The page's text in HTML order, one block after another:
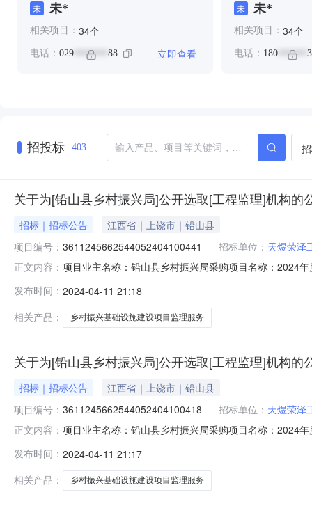
未 未*
相关项目： 34个
电话： 029 ******* 88 立即查看
未 未*
相关项目： 34个
电话： 180******
招投标 403
关于为[铅山县乡村振兴局]公开选取[工程监理]机构的
招标｜招标公告
江西省｜上饶市｜铅山县
项目编号： 3611245662544052404100441 招标单位： 天煜荣泽
正文内容： 项目业主名称：铅山县乡村振兴局采购项目名称：2024
乡、紫溪乡、稼轩乡、石塘镇乡村振兴基础设施建设项
选取中介方
发布时间： 2024-04-11 21:18
相关产品：
乡村振兴基础设施建设项目监理服务
关于为[铅山县乡村振兴局]公开选取[工程监理]机构的
招标｜招标公告
江西省｜上饶市｜铅山县
项目编号： 3611245662544052404100418 招标单位： 天煜荣泽
正文内容： 项目业主名称：铅山县乡村振兴局采购项目名称：2024
2024年度葛仙山镇、傍罗办事处、青溪办事处、武夷山
日）资质要
发布时间： 2024-04-11 21:17
相关产品：
乡村振兴基础设施建设项目监理服务